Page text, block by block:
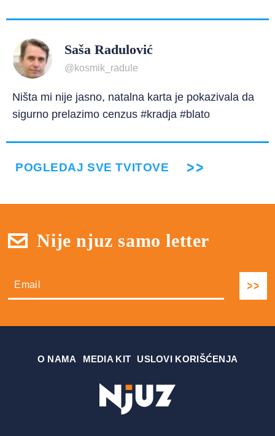
Saša Radulović
@kosmik_radule
Ništa mi nije jasno, natalna karta je pokazivala da
sigurno prelazimo cenzus #kradja #blato
POGLEDAJ SVE TVITOVE
Nije njuz samo letter
О NAMA MEDIA KIT USLOVI KORIŠĆENJA